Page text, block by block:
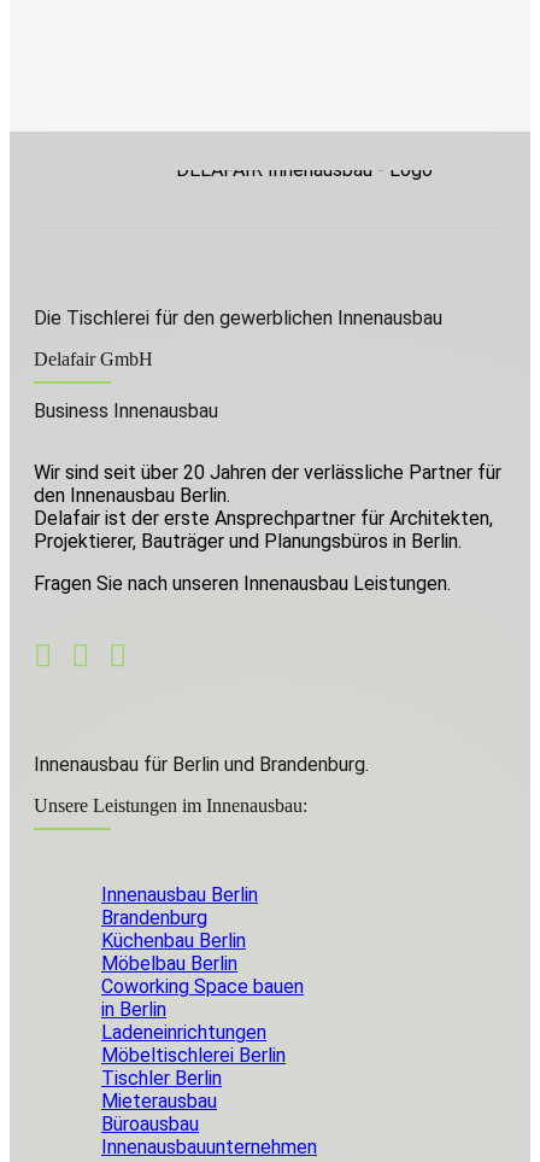
Die Tischlerei für den gewerblichen Innenausbau
Delafair GmbH
Business Innenausbau
Wir sind seit über 20 Jahren der verlässliche Partner für
den Innenausbau Berlin.
Delafair ist der erste Ansprechpartner für Architekten,
Projektierer, Bauträger und Planungsbüros in Berlin.
Fragen Sie nach unseren Innenausbau Leistungen.
Innenausbau für Berlin und Brandenburg.
Unsere Leistungen im Innenausbau:
Innenausbau Berlin
Brandenburg
Küchenbau Berlin
Möbelbau Berlin
Coworking Space bauen
in Berlin
Ladeneinrichtungen
Möbeltischlerei Berlin
Tischler Berlin
Mieterausbau
Büroausbau
Innenausbauunternehmen